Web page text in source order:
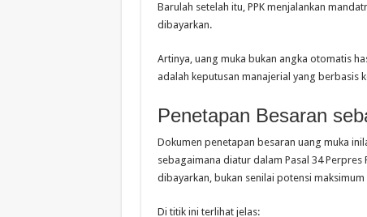
Barulah setelah itu, PPK menjalankan
dibayarkan.
Artinya, uang muka bukan angka otomatis
adalah keputusan manajerial yang berbasis
Penetapan Besaran
Dokumen penetapan besaran uang muka
sebagaimana diatur dalam Pasal 34 Perpres
dibayarkan, bukan senilai potensi
Di titik ini terlihat jelas: